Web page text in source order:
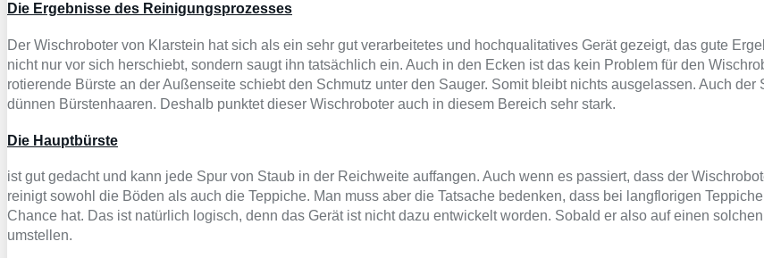
Die Ergebnisse des Reinigungsprozesses
Der Wischroboter von Klarstein hat sich als ein sehr gut verarbeitetes und hochqualitatives Gerät gezeigt, das gute
nicht nur vor sich herschiebt, sondern saugt ihn tatsächlich ein. Auch in den Ecken ist das kein Problem für den
rotierende Bürste an der Außenseite schiebt den Schmutz unter den Sauger. Somit bleibt nichts ausgelassen. Auch
dünnen Bürstenhaaren. Deshalb punktet dieser Wischroboter auch in diesem Bereich sehr stark.
Die Hauptbürste
ist gut gedacht und kann jede Spur von Staub in der Reichweite auffangen. Auch wenn es passiert, dass der
reinigt sowohl die Böden als auch die Teppiche. Man muss aber die Tatsache bedenken, dass bei langflorigen
Chance hat. Das ist natürlich logisch, denn das Gerät ist nicht dazu entwickelt worden. Sobald er also auf einen
umstellen.